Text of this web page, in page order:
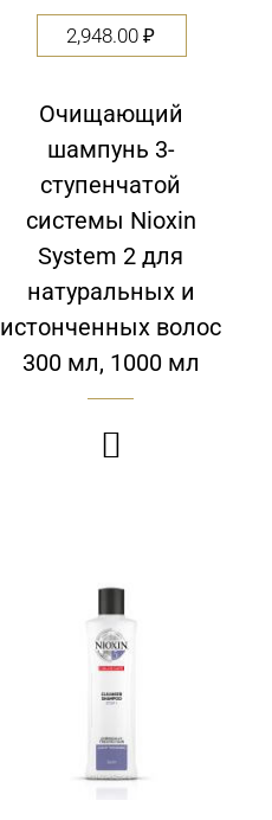
2,948.00₽
Очищающий
шампунь 3-
ступенчатой
системы Nioxin
System 2 для
натуральных и
истонченных волос
300 мл, 1000 мл
